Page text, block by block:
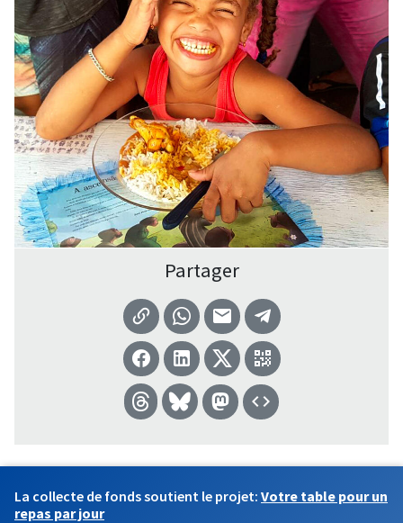
Partager
La collecte de fonds soutient le projet: Votre table pour un
repas par jour